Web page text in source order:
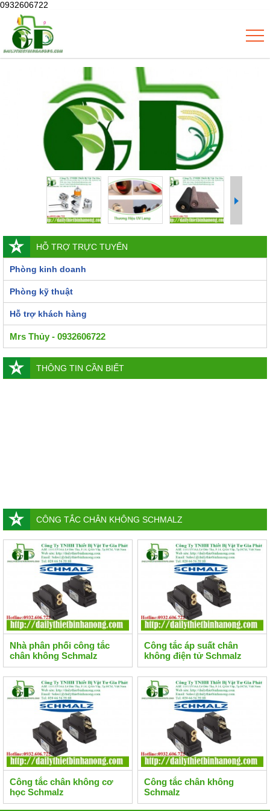
0932606722
HỖ TRỢ TRỰC TUYẾN
Phòng kinh doanh
Phòng kỹ thuật
Hỗ trợ khách hàng
Mrs Thủy - 0932606722
THÔNG TIN CẦN BIẾT
CÔNG TẮC CHÂN KHÔNG SCHMALZ
Nhà phân phối công tắc
chân không Schmalz
Công tắc áp suất chân
không điện tử Schmalz
Công tắc chân không cơ
học Schmalz
Công tắc chân không
Schmalz